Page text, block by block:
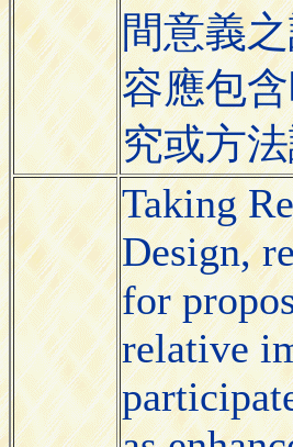
間意義
容應包
究或方
Taking
Design,
for
relative